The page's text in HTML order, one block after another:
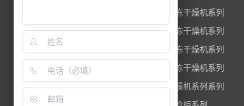
的各种应用设计，可
以在箱内操作层析设
备和其它简易安装的
仪器和设备。...
医用型真空冷冻干燥机系列
食品型真空冷冻干燥机系列
通用型真空冷冻干燥机系列
定制型真空冷冻干燥机系列
石墨烯制备干燥机系列系列